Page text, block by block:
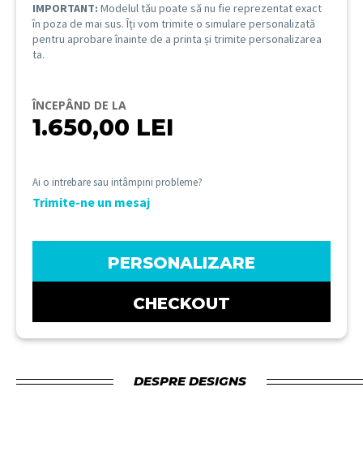
IMPORTANT: Modelul tău poate să nu fie reprezentat exact
în poza de mai sus. Îți vom trimite o simulare personalizată
pentru aprobare înainte de a printa și trimite personalizarea
ta.
ÎNCEPÂND DE LA
1.650,00 LEI
Ai o intrebare sau intâmpini probleme?
Trimite-ne un mesaj
PERSONALIZARE
CHECKOUT
DESPRE DESIGNS